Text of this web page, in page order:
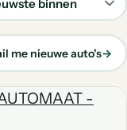
me nieuwe auto's→